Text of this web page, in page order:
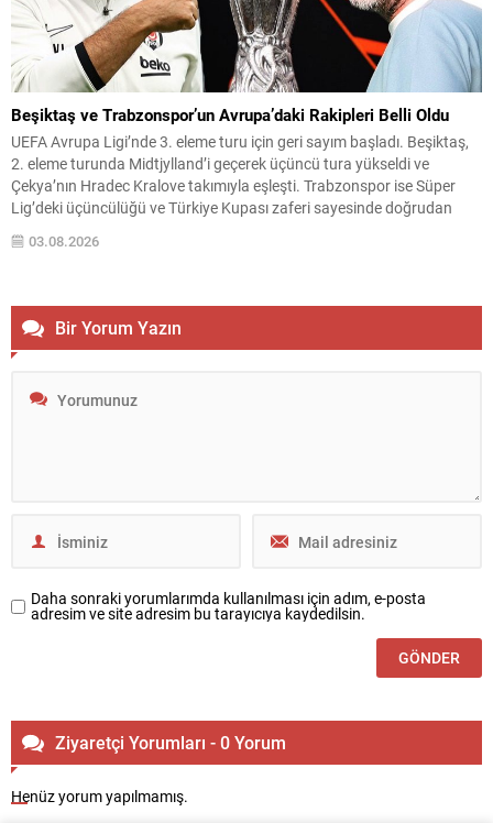
Beşiktaş ve Trabzonspor’un Avrupa’daki Rakipleri Belli Oldu
UEFA Avrupa Ligi’nde 3. eleme turu için geri sayım başladı. Beşiktaş,
2. eleme turunda Midtjylland’i geçerek üçüncü tura yükseldi ve
Çekya’nın Hradec Kralove takımıyla eşleşti. Trabzonspor ise Süper
Lig’deki üçüncülüğü ve Türkiye Kupası zaferi sayesinde doğrudan
play-off turundan turnuvaya katılma hakkı elde etti. Play-off
Eşleşmeleri ve Tarihler Beşiktaş, 3. eleme...
03.08.2026
Bir Yorum Yazın
Daha sonraki yorumlarımda kullanılması için adım, e-posta
adresim ve site adresim bu tarayıcıya kaydedilsin.
Ziyaretçi Yorumları - 0 Yorum
Henüz yorum yapılmamış.